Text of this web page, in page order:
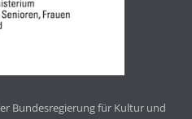
Bundesregierung für Kultur und